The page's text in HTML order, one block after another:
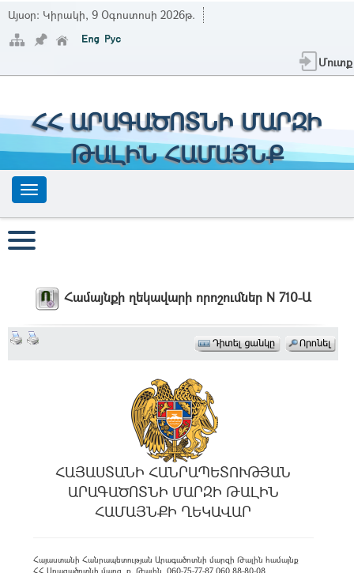
Այսօր: Կիրակի, 9 Օգոստոսի 2026թ.
Մուտք
ՀՀ ԱՐԱԳԱԾՈՏՆԻ ՄԱՐԶԻ
ԹԱԼԻՆ ՀԱՄԱՅՆՔ
Համայնքի ղեկավարի որոշումներ N 710-Ա
ՀԱՅԱՍՏԱՆԻ ՀԱՆՐԱՊԵՏՈՒԹՅԱՆ
ԱՐԱԳԱԾՈՏՆԻ ՄԱՐԶԻ ԹԱԼԻՆ
ՀԱՄԱՅՆՔԻ ՂԵԿԱՎԱՐ
Հայաստանի Հանրապետության Արագածոտնի մարզի Թալին համայնք
ՀՀ Արագածոտնի մարզ, ք. Թալին, 060-75-77-87 060 88-80-08,